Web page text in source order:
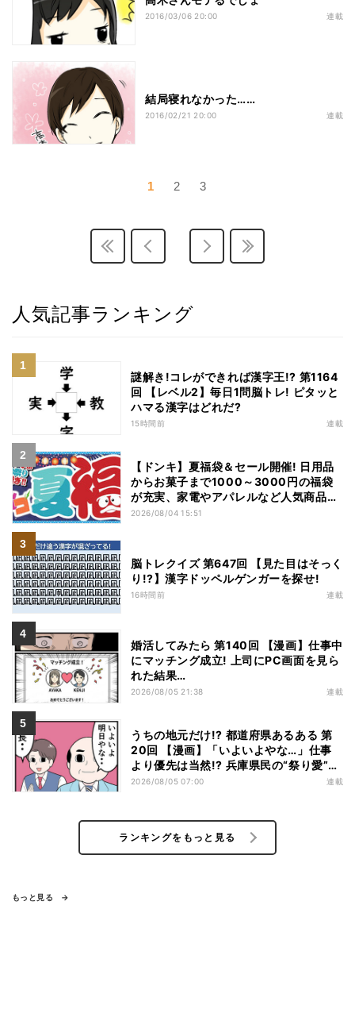
2016/03/06 20:00 連載
結局寝れなかった……
2016/02/21 20:00 連載
1 2 3
人気記事ランキング
謎解き!コレができれば漢字王!? 第1164
回 【レベル2】毎日1問脳トレ! ピタッと
ハマる漢字はどれだ?
15時間前 連載
【ドンキ】夏福袋＆セール開催! 日用品
からお菓子まで1000～3000円の福袋
が充実、家電やアパレルなど人気商品も
特価
2026/08/04 15:51
脳トレクイズ 第647回 【見た目はそっく
り!?】漢字ドッペルゲンガーを探せ!
16時間前 連載
婚活してみたら 第140回 【漫画】仕事中
にマッチング成立! 上司にPC画面を見ら
れた結果…
2026/08/05 21:38 連載
うちの地元だけ!? 都道府県あるある 第
20回 【漫画】「いよいよやな…」仕事
より優先は当然!? 兵庫県民の“祭り愛”が
熱すぎた
2026/08/05 07:00 連載
ランキングをもっと見る
もっと見る